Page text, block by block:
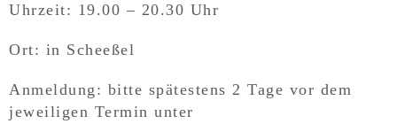
Uhrzeit: 19.00 – 20.30 Uhr
Ort: in Scheeßel
Anmeldung: bitte spätestens 2 Tage vor dem
jeweiligen Termin unter